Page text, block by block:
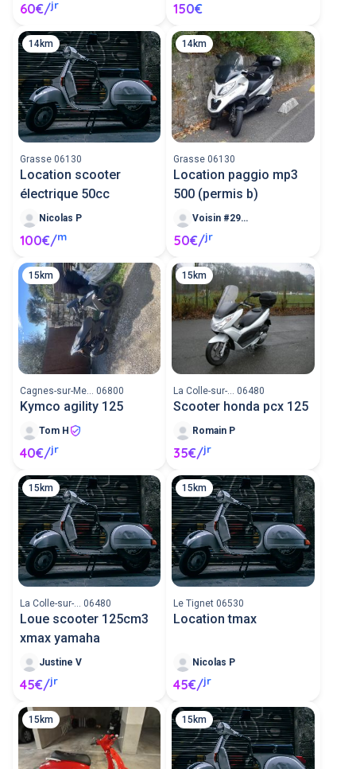
60€/jr 150€
14km
Grasse 06130
Location scooter
électrique 50cc
Nicolas P
100€/m
14km
Grasse 06130
Location paggio mp3
500 (permis b)
Voisin #290221
50€/jr
15km
Cagnes-sur-Me... 06800
Kymco agility 125
Tom H
40€/jr
15km
La Colle-sur-... 06480
Scooter honda pcx 125
Romain P
35€/jr
15km
La Colle-sur-... 06480
Loue scooter 125cm3
xmax yamaha
Justine V
45€/jr
15km
Le Tignet 06530
Location tmax
Nicolas P
45€/jr
15km 15km